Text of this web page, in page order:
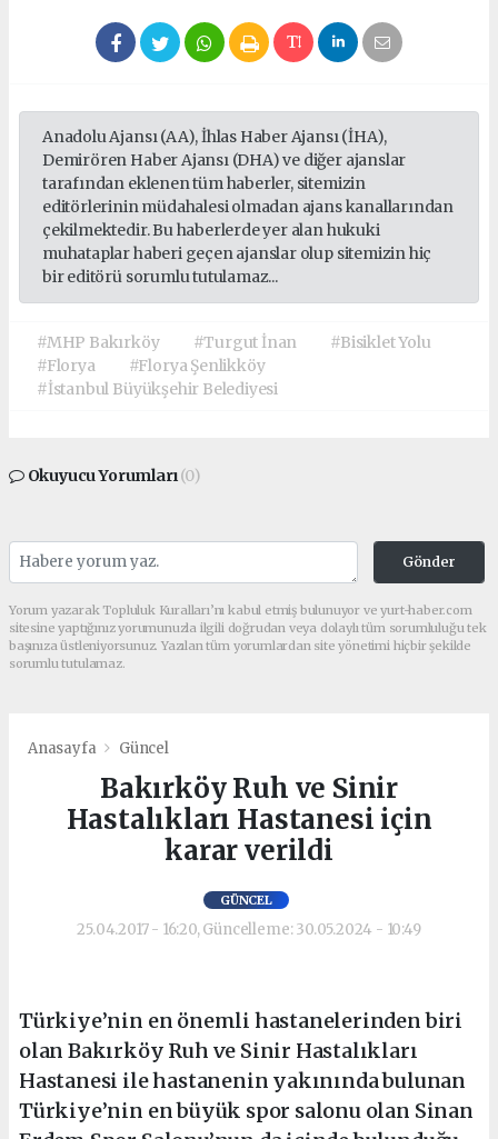
Anadolu Ajansı (AA), İhlas Haber Ajansı (İHA),
Demirören Haber Ajansı (DHA) ve diğer ajanslar
tarafından eklenen tüm haberler, sitemizin
editörlerinin müdahalesi olmadan ajans kanallarından
çekilmektedir. Bu haberlerde yer alan hukuki
muhataplar haberi geçen ajanslar olup sitemizin hiç
bir editörü sorumlu tutulamaz...
#MHP Bakırköy #Turgut İnan
#Bisiklet Yolu
#Florya
#Florya Şenlikköy
#İstanbul Büyükşehir Belediyesi
Okuyucu Yorumları(0)
Gönder
Yorum yazarak Topluluk Kuralları’nı kabul etmiş bulunuyor ve yurt-haber.com
sitesine yaptığınız yorumunuzla ilgili doğrudan veya dolaylı tüm sorumluluğu tek
başınıza üstleniyorsunuz. Yazılan tüm yorumlardan site yönetimi hiçbir şekilde
sorumlu tutulamaz.
Anasayfa Güncel
Bakırköy Ruh ve Sinir
Hastalıkları Hastanesi için
karar verildi
GÜNCEL
25.04.2017 - 16:20, Güncelleme: 30.05.2024 - 10:49
Türkiye’nin en önemli hastanelerinden biri
olan Bakırköy Ruh ve Sinir Hastalıkları
Hastanesi ile hastanenin yakınında bulunan
Türkiye’nin en büyük spor salonu olan Sinan